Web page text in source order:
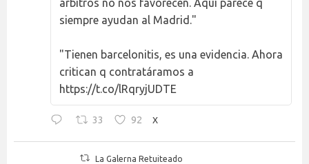
árbitros no nos favorecen. Aquí parece q
siempre ayudan al Madrid."
"Tienen barcelonitis, es una evidencia. Ahora
critican q contratáramos a
https://t.co/lRqryjUDTE
33 92 X
La Galerna Retuiteado